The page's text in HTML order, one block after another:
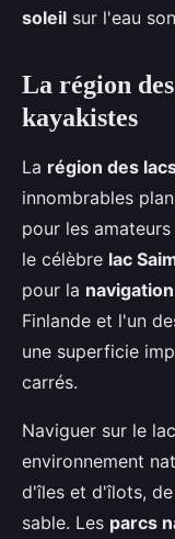
soleil sur l'eau
La région
kayakistes
La région des
innombrables
pour les
le célèbre lac
pour la navigation
Finlande et l'un
une superficie
carrés.
Naviguer sur le
environnement
d'îles et d'îlots,
sable. Les parcs